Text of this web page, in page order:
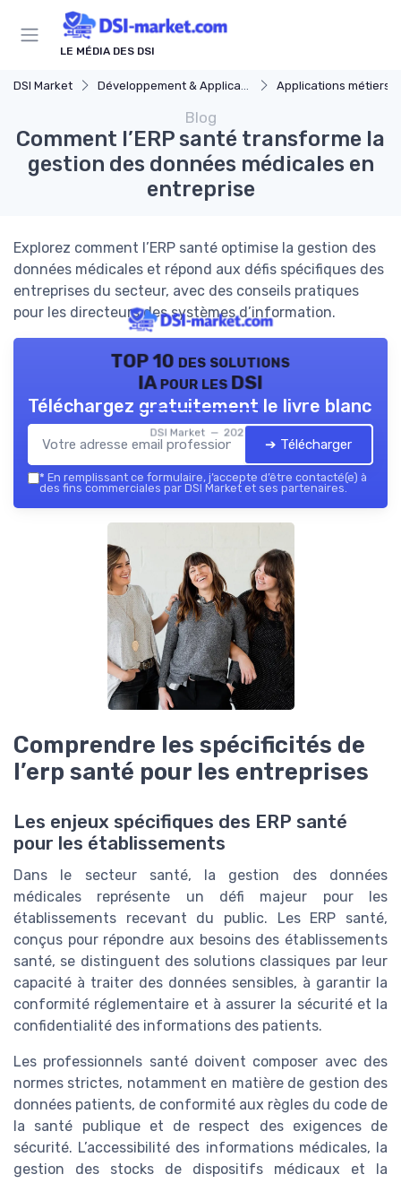
LE MÉDIA DES DSI
DSI Market Développement & Applications Applications métiers
Blog
Comment l’ERP santé transforme la
gestion des données médicales en
entreprise
Explorez comment l’ERP santé optimise la gestion des
données médicales et répond aux défis spécifiques des
entreprises du secteur, avec des conseils pratiques
pour les directeurs des systèmes d’information.
TOP 10 des solutions
IA pour les DSI
DSI Market — 2026
Téléchargez gratuitement le livre blanc
➔ Télécharger
* En remplissant ce formulaire, j’accepte d’être contacté(e) à
des fins commerciales par DSI Market et ses partenaires.
Comprendre les spécificités de
l’erp santé pour les entreprises
Les enjeux spécifiques des ERP santé
pour les établissements
Dans le secteur santé, la gestion des données
médicales représente un défi majeur pour les
établissements recevant du public. Les ERP santé,
conçus pour répondre aux besoins des établissements
santé, se distinguent des solutions classiques par leur
capacité à traiter des données sensibles, à garantir la
conformité réglementaire et à assurer la sécurité et la
confidentialité des informations des patients.
Les professionnels santé doivent composer avec des
normes strictes, notamment en matière de gestion des
données patients, de conformité aux règles du code de
la santé publique et de respect des exigences de
sécurité. L’accessibilité des informations médicales, la
gestion des stocks de dispositifs médicaux et la
Panneau de gestion des cookies